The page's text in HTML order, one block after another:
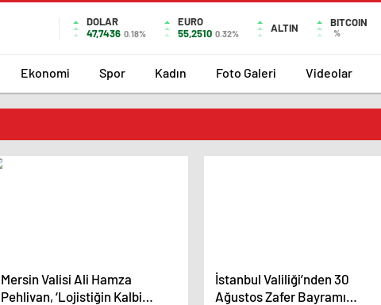
DOLAR
47,7436 0.18%
EURO
55,2510 0.32% ALTIN BITCOIN
%
Ekonomi Spor Kadın Foto Galeri Videolar
Mersin Valisi Ali Hamza
Pehlivan, ‘Lojistiğin Kalbi
İstanbul Valiliği’nden 30
Ağustos Zafer Bayramı